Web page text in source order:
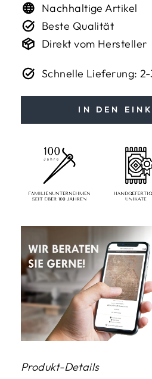
Nachhaltige Artikel
Beste Qualität
Direkt vom Hersteller
Schnelle Lieferung:
IN DEN
Produkt-Details